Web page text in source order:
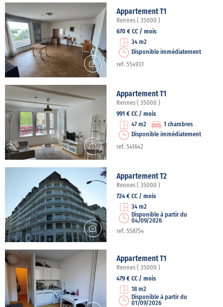
Appartement T1
Rennes ( 35000 )
670 € CC / mois
34 m2
Disponible immédiatement
ref. 554931
Appartement T1
Rennes ( 35000 )
991 € CC / mois
47 m2
1 chambres
Disponible immédiatement
ref. 541642
Appartement T2
Rennes ( 35000 )
724 € CC / mois
34 m2
Disponible à partir du
04/09/2026
ref. 558754
Appartement T1
Rennes ( 35000 )
479 € CC / mois
18 m2
Disponible à partir du
01/09/2026